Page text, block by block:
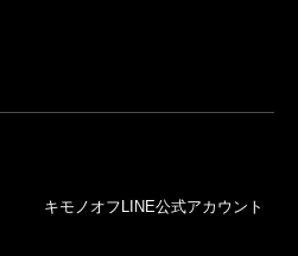
キモノオフLINE公式アカウント